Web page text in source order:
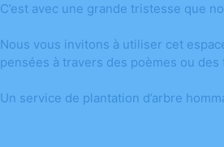
C’est avec une grande tristesse que
Nous vous invitons à utiliser cet
pensées à travers des poèmes ou
Un service de plantation d’arbre